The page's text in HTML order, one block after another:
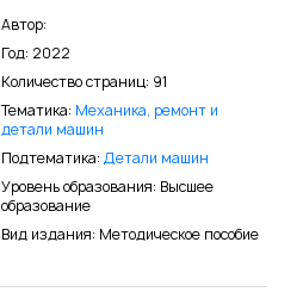
Автор:
Год: 2022
Количество страниц: 91
Тематика: Механика, ремонт и
детали машин
Подтематика: Детали машин
Уровень образования: Высшее
образование
Вид издания: Методическое пособие